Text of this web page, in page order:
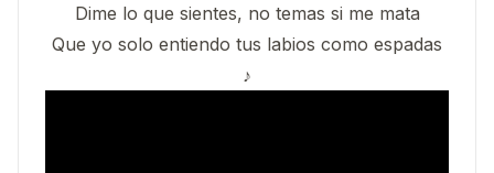
Dime lo que sientes, no temas si me mata
Que yo solo entiendo tus labios como espadas
♪